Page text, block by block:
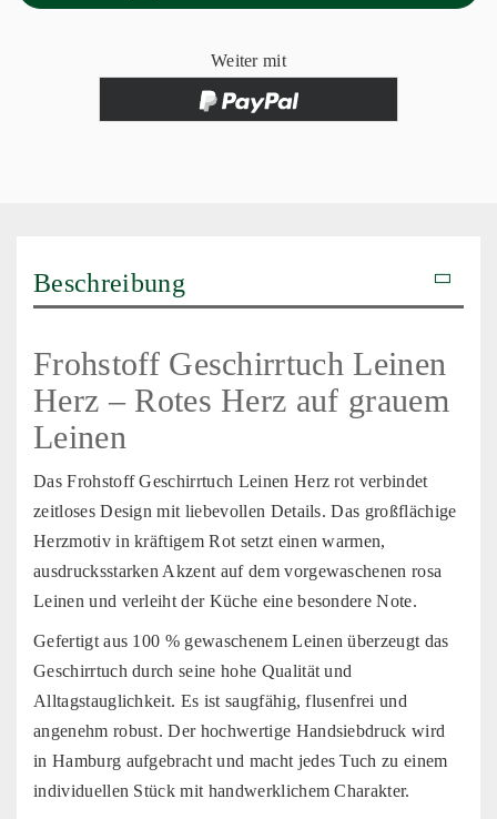
Weiter mit
Beschreibung
Frohstoff Geschirrtuch Leinen
Herz – Rotes Herz auf grauem
Leinen
Das Frohstoff Geschirrtuch Leinen Herz rot verbindet
zeitloses Design mit liebevollen Details. Das großflächige
Herzmotiv in kräftigem Rot setzt einen warmen,
ausdrucksstarken Akzent auf dem vorgewaschenen rosa
Leinen und verleiht der Küche eine besondere Note.
Gefertigt aus 100 % gewaschenem Leinen überzeugt das
Geschirrtuch durch seine hohe Qualität und
Alltagstauglichkeit. Es ist saugfähig, flusenfrei und
angenehm robust. Der hochwertige Handsiebdruck wird
in Hamburg aufgebracht und macht jedes Tuch zu einem
individuellen Stück mit handwerklichem Charakter.